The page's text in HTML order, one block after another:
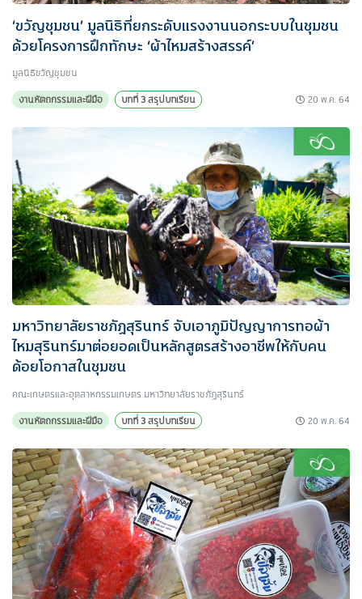
‘ขวัญชุมชน’ มูลนิธิที่ยกระดับแรงงานนอกระบบในชุมชน
ด้วยโครงการฝึกทักษะ ‘ผ้าไหมสร้างสรรค์’
มูลนิธิขวัญชุมชน
งานหัตถกรรมและฝีมือ
บทที่ 3 สรุปบทเรียน 20 พ.ค. 64
มหาวิทยาลัยราชภัฏสุรินทร์ จับเอาภูมิปัญญาการทอผ้า
ไหมสุรินทร์มาต่อยอดเป็นหลักสูตรสร้างอาชีพให้กับคน
ด้อยโอกาสในชุมชน
คณะเกษตรและอุตสาหกรรมเกษตร มหาวิทยาลัยราชภัฏสุรินทร์
งานหัตถกรรมและฝีมือ
บทที่ 3 สรุปบทเรียน 20 พ.ค. 64